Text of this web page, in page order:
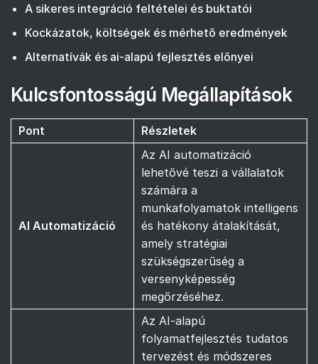
A sikeres integráció feltételei és buktatói
Kockázatok, költségek és mérhető eredmények
Alternatívák és ai-alapú fejlesztés előnyei
Kulcsfontosságú Megállapítások
Pont Részletek
AI Automatizáció
Az AI automatizáció
lehetővé teszi a vállalatok
számára a
munkafolyamatok intelligens
és hatékony átalakítását,
amely stratégiai
szükségszerűség a
versenyképesség
megőrzéséhez.
Az AI-alapú
folyamatfejlesztés tudatos
tervezést és módszeres